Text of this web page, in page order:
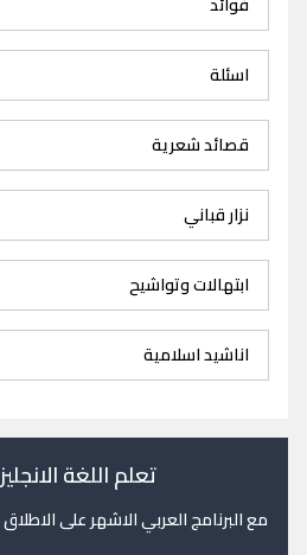
اسئلة
قصائد شعرية
نزار قباني
ابتهالات وتواشيح
اناشيد اسلامية
تعلم اللغة
مع البرنامج العربي الاشهر على الاطلاق وبأكثر من